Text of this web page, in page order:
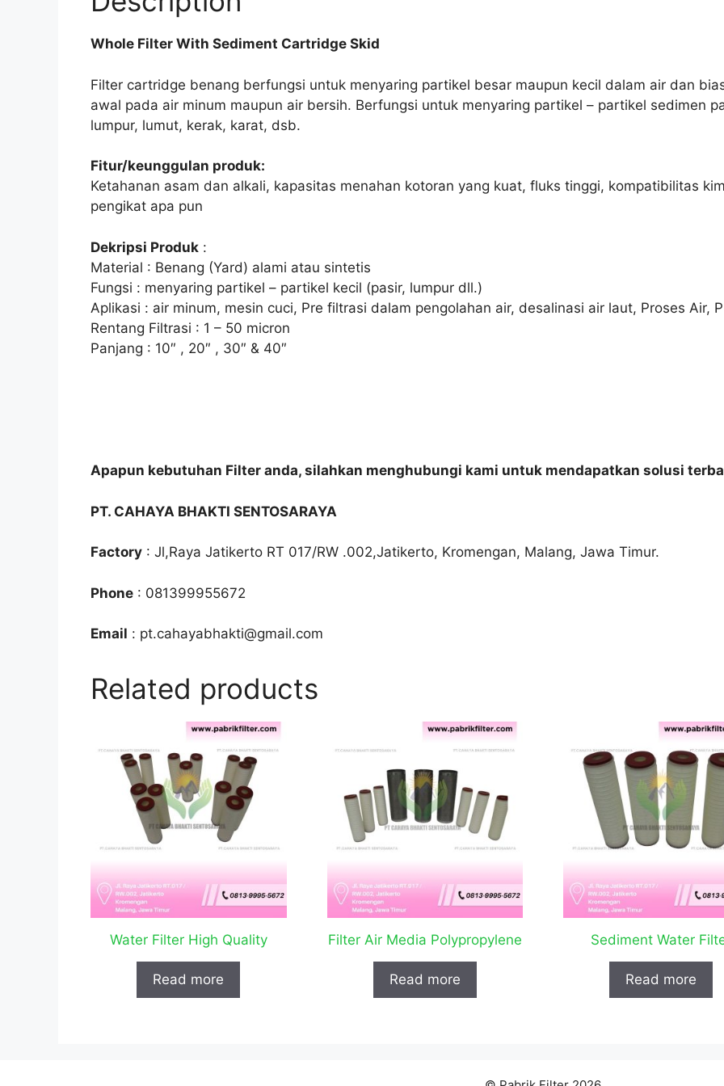
Whole Filter With Sediment Cartridge Skid
Filter cartridge benang berfungsi untuk menyaring partikel besar maupun kecil dalam air dan
awal pada air minum maupun air bersih. Berfungsi untuk menyaring partikel – partikel sedimen
lumpur, lumut, kerak, karat, dsb.
Fitur/keunggulan produk:
Ketahanan asam dan alkali, kapasitas menahan kotoran yang kuat, fluks tinggi, kompatibilitas
pengikat apa pun
Dekripsi Produk :
Material : Benang (Yard) alami atau sintetis
Fungsi : menyaring partikel – partikel kecil (pasir, lumpur dll.)
Aplikasi : air minum, mesin cuci, Pre filtrasi dalam pengolahan air, desalinasi air laut, Proses Air,
Rentang Filtrasi : 1 – 50 micron
Panjang : 10″ , 20″ , 30″ & 40″
Apapun kebutuhan Filter anda, silahkan menghubungi kami untuk mendapatkan solusi
PT. CAHAYA BHAKTI SENTOSARAYA
Factory : Jl,Raya Jatikerto RT 017/RW .002,Jatikerto, Kromengan, Malang, Jawa Timur.
Phone : 081399955672
Email : pt.cahayabhakti@gmail.com
Related products
Water Filter High Quality
Read more
Filter Air Media Polypropylene
Read more
Sediment Water
Read more